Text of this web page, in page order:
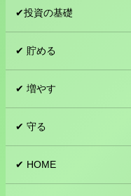
✔︎投資の基礎
✔︎ 貯める
✔︎ 増やす
✔︎ 守る
✔︎ HOME